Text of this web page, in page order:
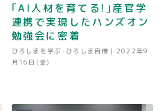
｢AI人材を育てる!｣産官学
連携で実現したハンズオン
勉強会に密着
ひろしまを学ぶ･ひろしま自慢 | 2022年9
月16日(金)